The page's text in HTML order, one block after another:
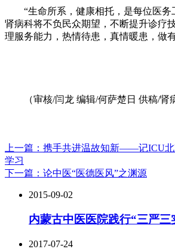
“生命所系，健康相托，是每位医务
肾病科将不负民众期望，不断提升诊疗
理服务能力，热情待患，真情暖患，做
（审核/闫龙 编辑/何萨楚日 供稿/肾
上一篇：携手共进温故知新——记ICU北
学习
下一篇：论中医“医德医风”之渊源
2015-09-02
内蒙古中医医院践行“三严三
2017-07-24